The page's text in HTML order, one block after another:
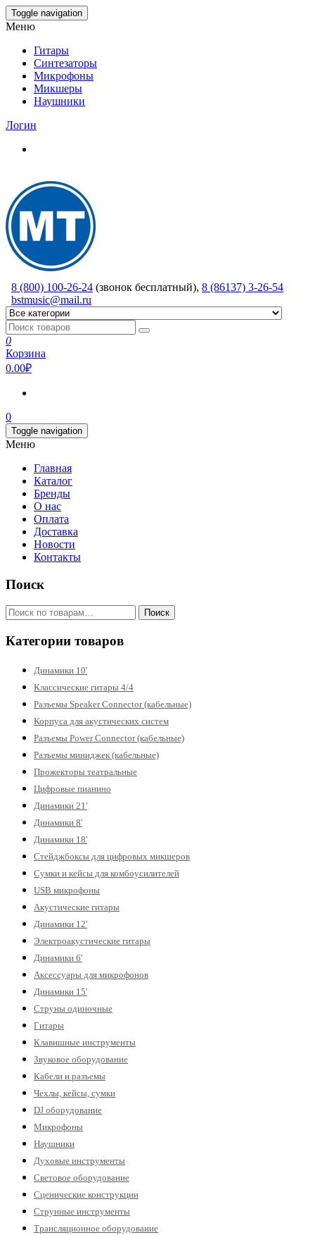
Skip
to
content
Toggle navigation
Меню
Гитары
Синтезаторы
Микрофоны
Микшеры
Наушники
Логин
8 (800) 100-26-24 (звонок бесплатный), 8 (86137) 3-26-54
bstmusic@mail.ru
0
Корзина
0.00₽
0
Toggle navigation
Меню
Главная
Каталог
Бренды
О нас
Оплата
Доставка
Новости
Контакты
Поиск
Искать: Поиск
Категории товаров
Динамики 10'
Классические гитары 4/4
Разъемы Speaker Connector (кабельные)
Корпуса для акустических систем
Разъемы Power Connector (кабельные)
Разъемы миниджек (кабельные)
Прожекторы театральные
Цифровые пианино
Динамики 21'
Динамики 8'
Динамики 18'
Стейджбоксы для цифровых микшеров
Сумки и кейсы для комбоусилителей
USB микрофоны
Акустические гитары
Динамики 12'
Электроакустические гитары
Динамики 6'
Аксессуары для микрофонов
Динамики 15'
Струны одиночные
Гитары
Клавишные инструменты
Звуковое оборудование
Кабели и разъемы
Чехлы, кейсы, сумки
DJ оборудование
Микрофоны
Наушники
Духовые инструменты
Световое оборудование
Сценические конструкции
Струнные инструменты
Трансляционное оборудование